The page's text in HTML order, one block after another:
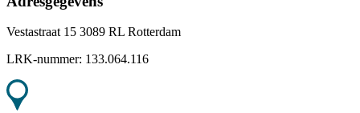
Vestastraat 15 3089 RL Rotterdam
LRK-nummer: 133.064.116